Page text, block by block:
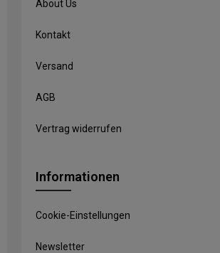
About Us
Kontakt
Versand
AGB
Vertrag widerrufen
Informationen
Cookie-Einstellungen
Newsletter